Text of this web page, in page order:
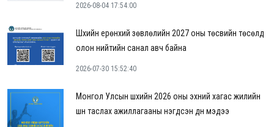
2026-08-04 17:54:00
Шүүхийн ерөнхий зөвлөлийн 2027 оны төсвийн төсөлд
олон нийтийн санал авч байна
2026-07-30 15:52:40
Монгол Улсын шүүхийн 2026 оны эхний хагас жилийн
шүүн таслах ажиллагааны нэгдсэн дүн мэдээ